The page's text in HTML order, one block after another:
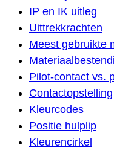
IP en IK uitleg
Uittrekkrachten
Meest gebruikte
Pilot-contact vs.
Contactopstelling
Kleurcodes
Positie hulplip
Kleurencirkel